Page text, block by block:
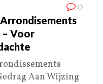
0
Voor
Aan Wijzing